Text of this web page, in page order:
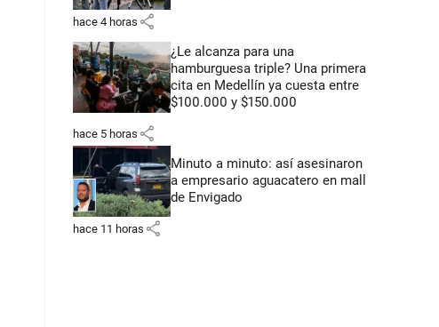
hace 4 horas share
¿Le alcanza para una
hamburguesa triple? Una primera
cita en Medellín ya cuesta entre
$100.000 y $150.000
hace 5 horas share
Minuto a minuto: así asesinaron
a empresario aguacatero en mall
de Envigado
hace 11 horas share